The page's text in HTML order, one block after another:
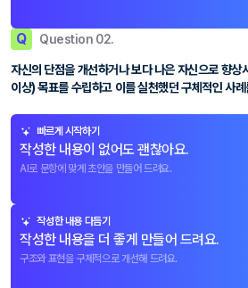
Q Question 02.
자신의 단점을 개선하거나 보다 나은 자신으로 향
이상) 목표를 수립하고 이를 실천했던 구체적인 사
빠르게 시작하기
작성한 내용이 없어도 괜찮아요.
AI로 문항에 맞게 초안을 만들어 드려요.
작성한 내용 다듬기
작성한 내용을 더 좋게 만들어 드려요.
구조와 표현을 구체적으로 개선해 드려요.